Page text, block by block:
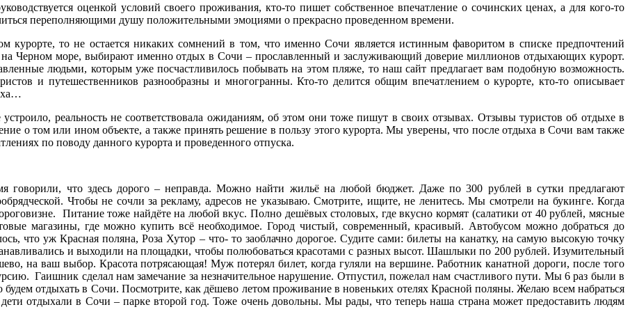
оценкой условий своего проживания, кто-то пишет собственное впечатление о сочинских ценах, а для кого-то
переполняющими душу положительными эмоциями о прекрасно проведенном времени.
курорте, то не остается никаких сомнений в том, что именно Сочи является истинным фаворитом в списке предпочтений
Черном море, выбирают именно отдых в Сочи – прославленный и заслуживающий доверие миллионов отдыхающих курорт.
людьми, которым уже посчастливилось побывать на этом пляже, то наш сайт предлагает вам подобную возможность.
и путешественников разнообразны и многогранны. Кто-то делится общим впечатлением о курорте, кто-то описывает
реальность не соответствовала ожиданиям, об этом они тоже пишут в своих отзывах. Отзывы туристов об отдыхе в
о том или ином объекте, а также принять решение в пользу этого курорта. Мы уверены, что после отдыха в Сочи вам также
по поводу данного курорта и проведенного отпуска.
что здесь дорого – неправда. Можно найти жильё на любой бюджет. Даже по 300 рублей в сутки предлагают
Чтобы не сочли за рекламу, адресов не указываю. Смотрите, ищите, не ленитесь. Мы смотрели на букинге. Когда
Питание тоже найдёте на любой вкус. Полно дешёвых столовых, где вкусно кормят (салатики от 40 рублей, мясные
магазины, где можно купить всё необходимое. Город чистый, современный, красивый. Автобусом можно добраться до
что уж Красная поляна, Роза Хутор – что- то заоблачно дорогое. Судите сами: билеты на канатку, на самую высокую точку
и выходили на площадки, чтобы полюбоваться красотами с разных высот. Шашлыки по 200 рублей. Изумительный
на ваш выбор. Красота потрясающая! Муж потерял билет, когда гуляли на вершине. Работник канатной дороги, после того
Гаишник сделал нам замечание за незначительное нарушение. Отпустил, пожелал нам счастливого пути. Мы 6 раз были в
будем отдыхать в Сочи. Посмотрите, как дёшево летом проживание в новеньких отелях Красной поляны. Желаю всем набраться
отдыхали в Сочи – парке второй год. Тоже очень довольны. Мы рады, что теперь наша страна может предоставить людям